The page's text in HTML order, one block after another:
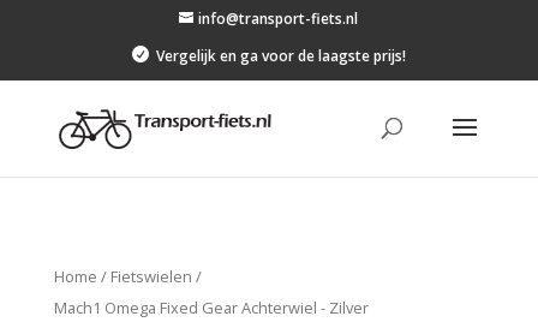
info@transport-fiets.nl
 Vergelijk en ga voor de laagste prijs!
Home / Fietswielen /
Mach1 Omega Fixed Gear Achterwiel - Zilver